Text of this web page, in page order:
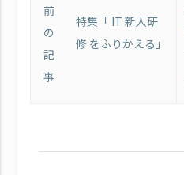
前
の
記
事
特集「 IT 新人研
修 をふりかえる」